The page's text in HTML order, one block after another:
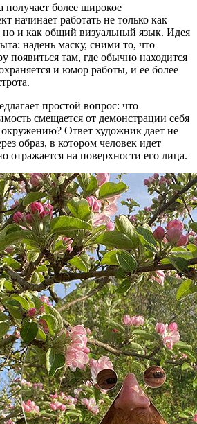
получает более широкое
начинает работать не только как
и как общий визуальный язык. Идея
надень маску, сними то, что
появиться там, где обычно находится
и юмор работы, и ее более
простой вопрос: что
смещается от демонстрации себя
Ответ художник дает не
образ, в котором человек идет
отражается на поверхности его лица.